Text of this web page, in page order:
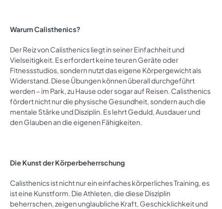
Warum Calisthenics?
Der Reiz von Calisthenics liegt in seiner Einfachheit und
Vielseitigkeit. Es erfordert keine teuren Geräte oder
Fitnessstudios, sondern nutzt das eigene Körpergewicht als
Widerstand. Diese Übungen können überall durchgeführt
werden – im Park, zu Hause oder sogar auf Reisen. Calisthenics
fördert nicht nur die physische Gesundheit, sondern auch die
mentale Stärke und Disziplin. Es lehrt Geduld, Ausdauer und
den Glauben an die eigenen Fähigkeiten.
Die Kunst der Körperbeherrschung
Calisthenics ist nicht nur ein einfaches körperliches Training, es
ist eine Kunstform. Die Athleten, die diese Disziplin
beherrschen, zeigen unglaubliche Kraft, Geschicklichkeit und